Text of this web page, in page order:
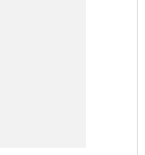
Nutry